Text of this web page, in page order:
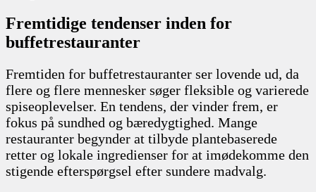
Fremtidige tendenser inden for
buffetrestauranter
Fremtiden for buffetrestauranter ser lovende ud, da
flere og flere mennesker søger fleksible og varierede
spiseoplevelser. En tendens, der vinder frem, er
fokus på sundhed og bæredygtighed. Mange
restauranter begynder at tilbyde plantebaserede
retter og lokale ingredienser for at imødekomme den
stigende efterspørgsel efter sundere madvalg.